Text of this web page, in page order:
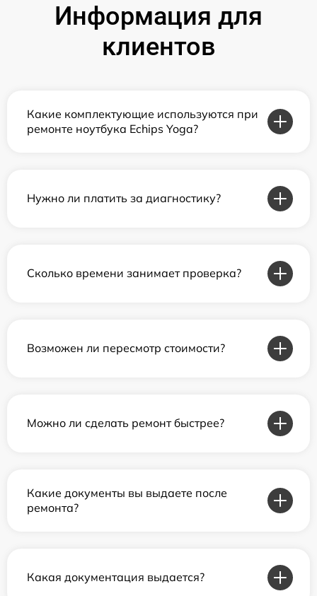
Информация для
клиентов
Какие комплектующие используются при
ремонте ноутбука Echips Yoga?
Нужно ли платить за диагностику?
Сколько времени занимает проверка?
Возможен ли пересмотр стоимости?
Можно ли сделать ремонт быстрее?
Какие документы вы выдаете после
ремонта?
Какая документация выдается?